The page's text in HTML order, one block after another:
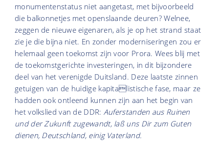
monumentenstatus niet aangetast, met bijvoorbeeld
die balkonnetjes met openslaande deuren? Welnee,
zeggen de nieuwe eigenaren, als je op het strand staat
zie je die bijna niet. En zonder moderniseringen zou er
helemaal geen toekomst zijn voor Prora. Wees blij met
de toekomstgerichte investeringen, in dit bijzondere
deel van het verenigde Duitsland. Deze laatste zinnen
getuigen van de huidige kapitalistische fase, maar ze
hadden ook ontleend kunnen zijn aan het begin van
het volkslied van de DDR: Auferstanden aus Ruinen
und der Zukunft zugewandt, laß uns Dir zum Guten
dienen, Deutschland, einig Vaterland.